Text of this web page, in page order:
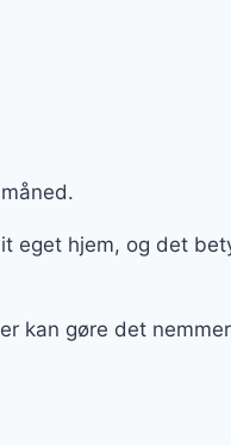
eget hjem, og det
kan gøre det